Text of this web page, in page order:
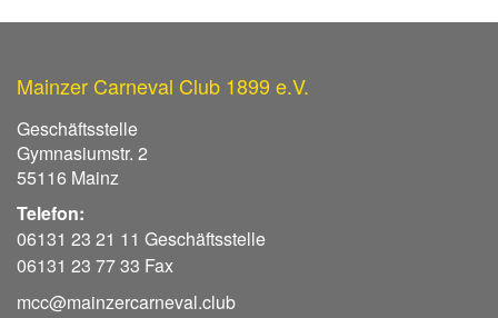
Mainzer Carneval Club 1899 e.V.
Geschäftsstelle
Gymnasiumstr. 2
55116 Mainz
Telefon:
06131 23 21 11 Geschäftsstelle
06131 23 77 33 Fax
mcc@mainzercarneval.club